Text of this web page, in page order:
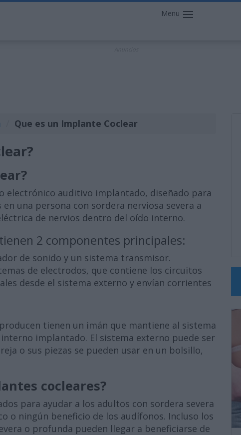
Menu
Que es un Implante Coclear
electrónico auditivo implantado, diseñado para
una persona con sordera nerviosa severa a
de nervios dentro del oído interno.
2 componentes principales:
de sonido y un sistema transmisor.
de electrodos, que contiene los circuitos
desde el sistema externo y envían corrientes
tienen un imán que mantiene al sistema
implantado. El sistema externo puede ser
o sus piezas se pueden usar en un bolsillo,
cocleares?
para ayudar a los adultos con sordera severa
o ningún beneficio de los audífonos. Incluso los
o profunda pueden llegar a beneficiarse de